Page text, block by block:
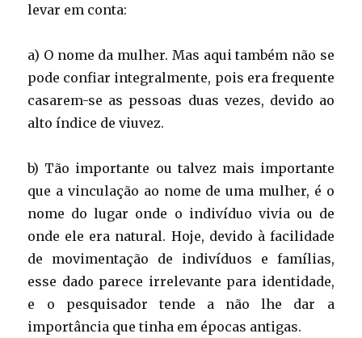
levar em conta:
a) O nome da mulher. Mas aqui também não se
pode confiar integralmente, pois era frequente
casarem-se as pessoas duas vezes, devido ao
alto índice de viuvez.
b) Tão importante ou talvez mais importante
que a vinculação ao nome de uma mulher, é o
nome do lugar onde o indivíduo vivia ou de
onde ele era natural. Hoje, devido à facilidade
de movimentação de indivíduos e famílias,
esse dado parece irrelevante para identidade,
e o pesquisador tende a não lhe dar a
importância que tinha em épocas antigas.